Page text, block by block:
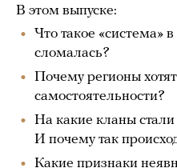
В этом выпуске:
Что такое «система»
сломалась?
Почему регионы
самостоятельности?
На какие кланы стали
И почему так
Какие признаки